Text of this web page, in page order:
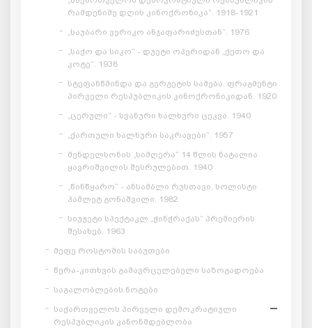
რამდენიმე დღის კინოქრონიკა“. 1918-1921
„საუბარი ვერიკო ანჯაფარიძესთან“. 1976
„საქო და სიკო“ - დუეტი ოპერიდან „ქეთო და
კოტე“. 1938
სტეფანწმინდა და გერგეტის სამება. ფრაგმენტი
პირველი რესპუბლიკის კინოქრონიკიდან. 1920
„ცერული“ - სვანური ხალხური ცეკვა. 1940
„ქართული ხალხური საკრავები“. 1957
მენდელსონის „სიმღერა“ 14 წლის ნატალია
ყავრიშვილის შესრულებით. 1940
„წინწყარო“ - ანსამბლი რუსთავი, სოლისტი
ჰამლეტ გონაშვილი. 1982
სიუჟეტი სპექტაკლ „ჭინჭრაქას“ პრემიერის
შესახებ. 1963
მეფე როსტომის საბუთები
წერა-კითხვის გამავრცელებელი საზოგადოება
საგალობლების ნოტები
საქართველოს პირველი დემოკრატიული
რესპუბლიკის კანონმდებლობა